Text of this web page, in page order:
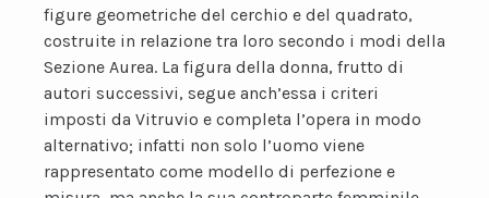
figure geometriche del cerchio e del quadrato,
costruite in relazione tra loro secondo i modi della
Sezione Aurea. La figura della donna, frutto di
autori successivi, segue anch’essa i criteri
imposti da Vitruvio e completa l’opera in modo
alternativo; infatti non solo l’uomo viene
rappresentato come modello di perfezione e